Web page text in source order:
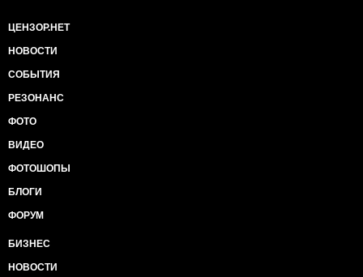
ЦЕНЗОР.НЕТ
НОВОСТИ
СОБЫТИЯ
РЕЗОНАНС
ФОТО
ВИДЕО
ФОТОШОПЫ
БЛОГИ
ФОРУМ
БИЗНЕС
НОВОСТИ